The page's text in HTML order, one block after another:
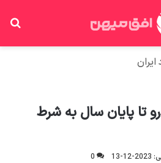
ایران
خودرو تا پایان سال به شرط
13
0